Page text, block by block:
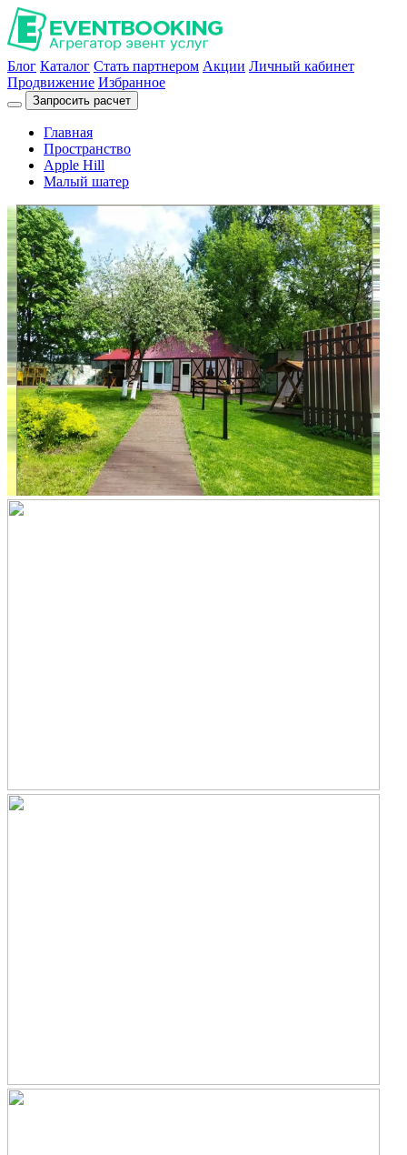
Блог Каталог Стать партнером Акции Личный кабинет
Продвижение Избранное
Запросить расчет
Главная
Пространство
Apple Hill
Малый шатер